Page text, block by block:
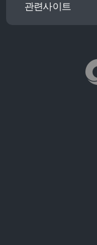
관련사이트